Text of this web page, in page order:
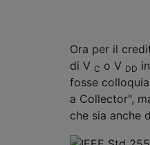
Ora per il
di V C o V DD
fosse
a Collector",
che sia anche